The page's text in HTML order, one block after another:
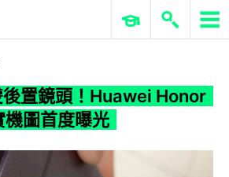
ERP 與商業 AI
置鏡頭！Huawei Honor
機圖首度曝光